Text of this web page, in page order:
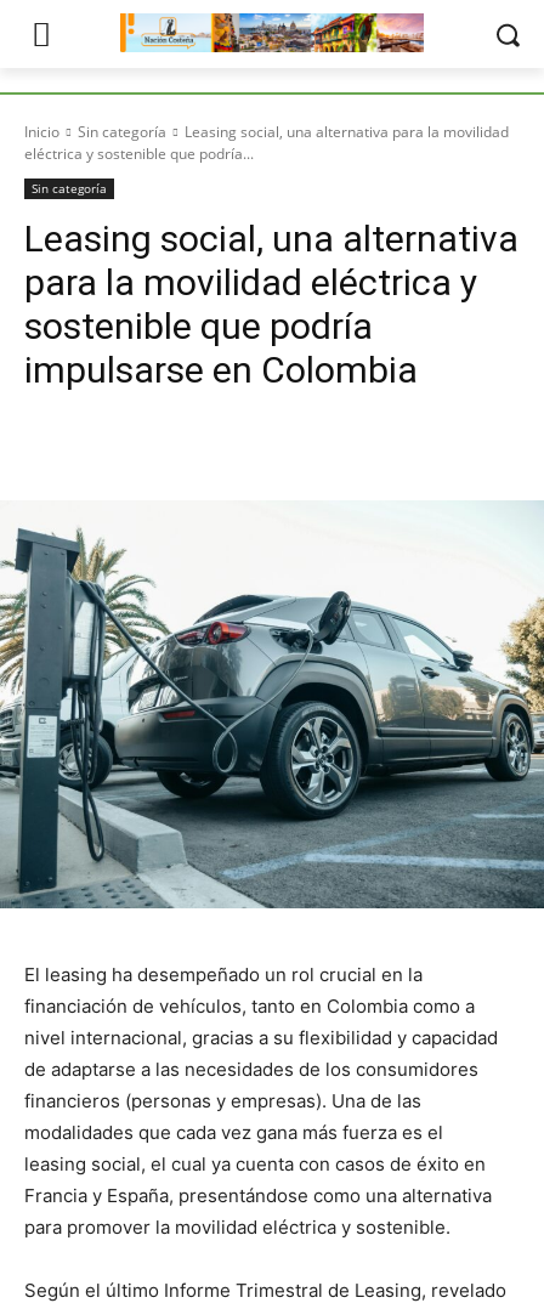
Inicio Sin categoría
Leasing social, una alternativa para la movilidad
eléctrica y sostenible que podría...
Sin categoría
Leasing social, una alternativa
para la movilidad eléctrica y
sostenible que podría
impulsarse en Colombia
El leasing ha desempeñado un rol crucial en la
financiación de vehículos, tanto en Colombia como a
nivel internacional, gracias a su flexibilidad y capacidad
de adaptarse a las necesidades de los consumidores
financieros (personas y empresas). Una de las
modalidades que cada vez gana más fuerza es el
leasing social, el cual ya cuenta con casos de éxito en
Francia y España, presentándose como una alternativa
para promover la movilidad eléctrica y sostenible.
Según el último Informe Trimestral de Leasing, revelado